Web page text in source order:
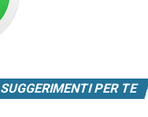
SUGGERIMENTI PER TE